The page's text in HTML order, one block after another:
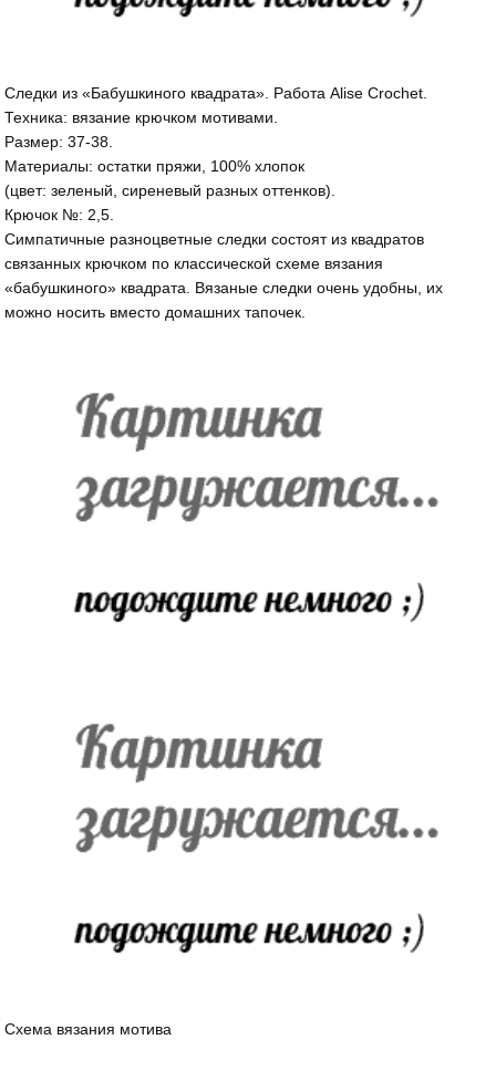
Следки из «Бабушкиного квадрата». Работа Alise Crochet.
Техника: вязание крючком мотивами.
Размер: 37-38.
Материалы: остатки пряжи, 100% хлопок
(цвет: зеленый, сиреневый разных оттенков).
Крючок №: 2,5.
Симпатичные разноцветные следки состоят из квадратов
связанных крючком по классической схеме вязания
«бабушкиного» квадрата. Вязаные следки очень удобны, их
можно носить вместо домашних тапочек.
Схема вязания мотива